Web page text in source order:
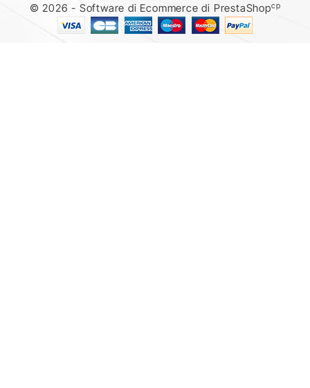
© 2026 - Software di Ecommerce di PrestaShopcp